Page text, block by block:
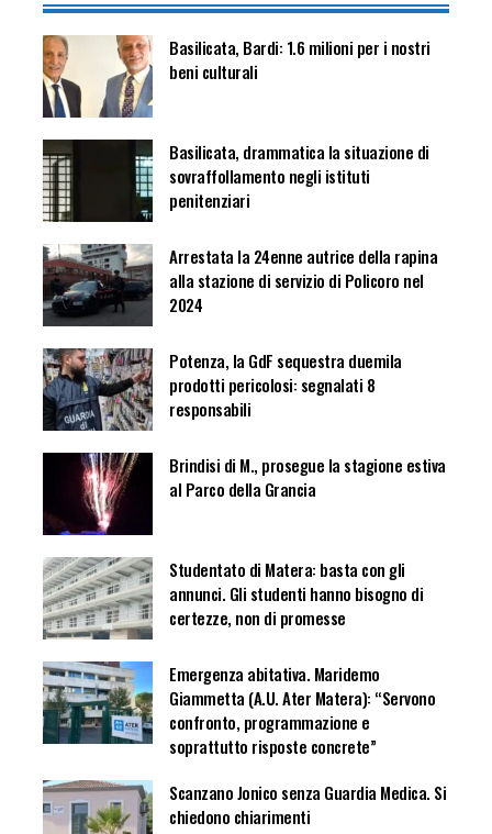
Basilicata, Bardi: 1.6 milioni per i nostri
beni culturali
Basilicata, drammatica la situazione di
sovraffollamento negli istituti
penitenziari
Arrestata la 24enne autrice della rapina
alla stazione di servizio di Policoro nel
2024
Potenza, la GdF sequestra duemila
prodotti pericolosi: segnalati 8
responsabili
Brindisi di M., prosegue la stagione estiva
al Parco della Grancia
Studentato di Matera: basta con gli
annunci. Gli studenti hanno bisogno di
certezze, non di promesse
Emergenza abitativa. Maridemo
Giammetta (A.U. Ater Matera): “Servono
confronto, programmazione e
soprattutto risposte concrete”
Scanzano Jonico senza Guardia Medica. Si
chiedono chiarimenti